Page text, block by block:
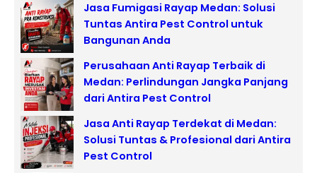
Jasa Fumigasi Rayap Medan: Solusi
Tuntas Antira Pest Control untuk
Bangunan Anda
Perusahaan Anti Rayap Terbaik di
Medan: Perlindungan Jangka Panjang
dari Antira Pest Control
Jasa Anti Rayap Terdekat di Medan:
Solusi Tuntas & Profesional dari Antira
Pest Control